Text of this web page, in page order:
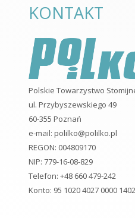
KONTAKT
Polskie Towarzystwo
ul. Przybyszewskiego 49
60-355 Poznań
e-mail:polilko@polilko.pl
REGON: 004809170
NIP: 779-16-08-829
Telefon: +48 660 479-242
Konto: 95 1020 4027 0000